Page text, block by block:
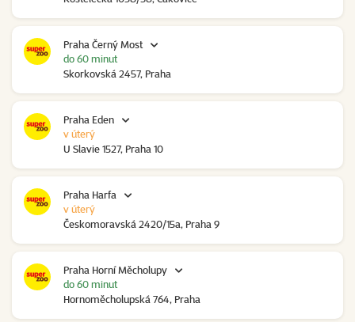
Praha Černý Most
Skorkovská 2457, Praha
do 60 minut
Praha Eden
U Slavie 1527, Praha 10
v úterý
Praha Harfa
Českomoravská 2420/15a, Praha 9
v úterý
Praha Horní Měcholupy
Hornoměcholupská 764, Praha
do 60 minut